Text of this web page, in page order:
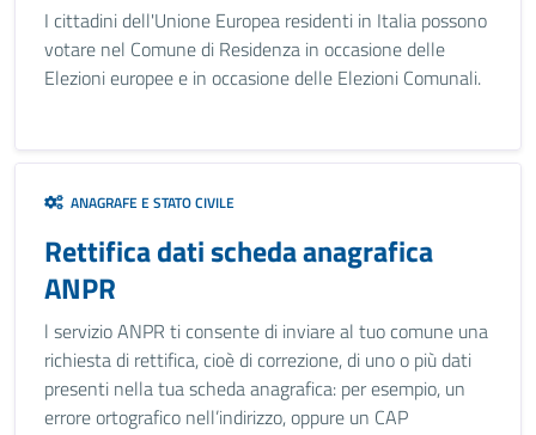
I cittadini dell'Unione Europea residenti in Italia possono
votare nel Comune di Residenza in occasione delle
Elezioni europee e in occasione delle Elezioni Comunali.
ANAGRAFE E STATO CIVILE
Rettifica dati scheda anagrafica
ANPR
l servizio ANPR ti consente di inviare al tuo comune una
richiesta di rettifica, cioè di correzione, di uno o più dati
presenti nella tua scheda anagrafica: per esempio, un
errore ortografico nell’indirizzo, oppure un CAP